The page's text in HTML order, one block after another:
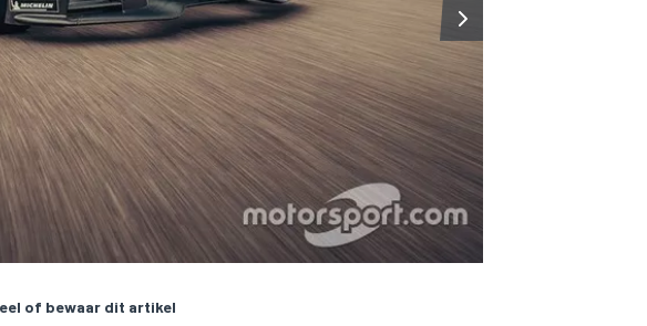
of bewaar dit artikel